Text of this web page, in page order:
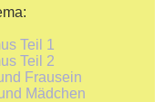
Teil 1
Teil 2
Frausein
Mädchen